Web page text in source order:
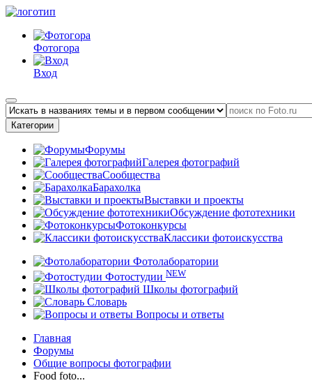
Фотогора
Вход
Категории
Форумы
Галерея фотографий
Сообщества
Барахолка
Выставки и проекты
Обсуждение фототехники
Фотоконкурсы
Классики фотоискусства
Фотолаборатории
Фотостудии NEW
Школы фотографий
Словарь
Вопросы и ответы
Главная
Форумы
Общие вопросы фотографии
Food foto...